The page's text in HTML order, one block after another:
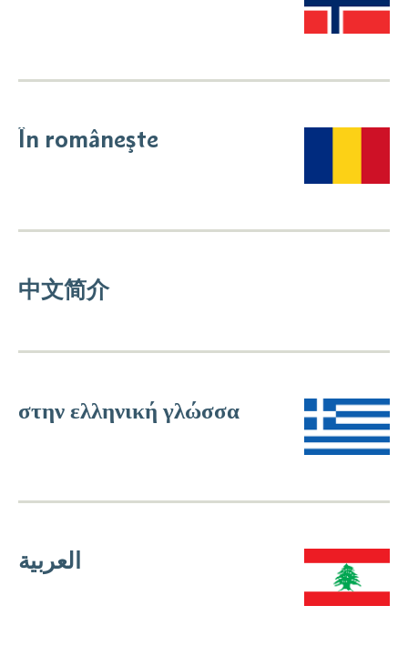
În româneşte
中文简介
στην ελληνική γλώσσα
العربية